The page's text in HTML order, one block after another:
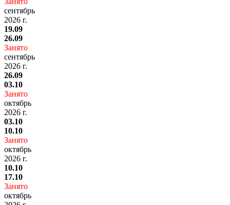
сентябрь
2026 г.
19.09
26.09
Занято
сентябрь
2026 г.
26.09
03.10
Занято
октябрь
2026 г.
03.10
10.10
Занято
октябрь
2026 г.
10.10
17.10
Занято
октябрь